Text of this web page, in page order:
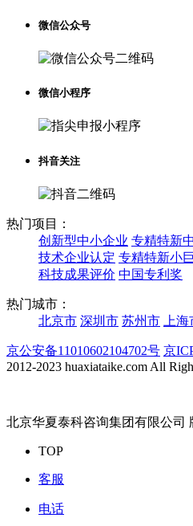
微信公众号
微信小程序
抖音关注
热门项目：
创新型中小企业 专精特新
技术企业认定 专精特新小
科技成果评价 中国专利奖
热门城市：
北京市 深圳市 苏州市 上
京公安备11010602104702号 京
2012-2023 huaxiataike.com All
北京华夏泰科咨询集团有限公司
TOP
客服
电话